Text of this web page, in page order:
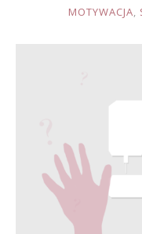
JOULE
MOTYWACJA,